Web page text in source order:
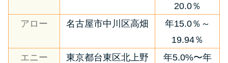
20.0％
アロー
名古屋市中川区高畑
年15.0％～
19.94％
エニー
東京都台東区北上野
年5.0%〜年